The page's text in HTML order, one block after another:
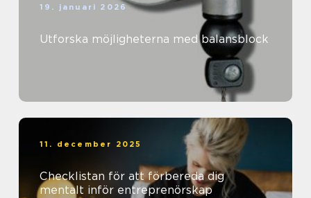
19. januari 2026
Utforska möjligheterna med balansblock
11. december 2025
Checklistan för att förbereda dig
mentalt inför entreprenörskap